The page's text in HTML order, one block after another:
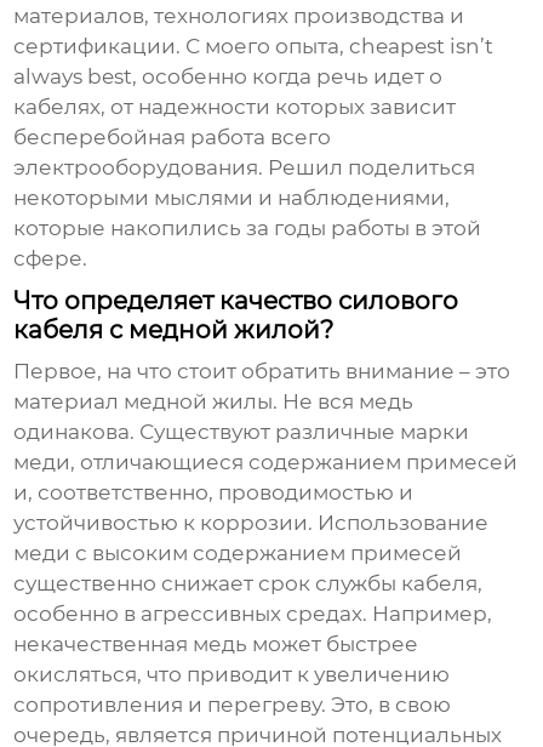
материалов, технологиях производства и
сертификации. С моего опыта, cheapest isn’t
always best, особенно когда речь идет о
кабелях, от надежности которых зависит
бесперебойная работа всего
электрооборудования. Решил поделиться
некоторыми мыслями и наблюдениями,
которые накопились за годы работы в этой
сфере.
Что определяет качество силового
кабеля с медной жилой?
Первое, на что стоит обратить внимание – это
материал медной жилы. Не вся медь
одинакова. Существуют различные марки
меди, отличающиеся содержанием примесей
и, соответственно, проводимостью и
устойчивостью к коррозии. Использование
меди с высоким содержанием примесей
существенно снижает срок службы кабеля,
особенно в агрессивных средах. Например,
некачественная медь может быстрее
окисляться, что приводит к увеличению
сопротивления и перегреву. Это, в свою
очередь, является причиной потенциальных